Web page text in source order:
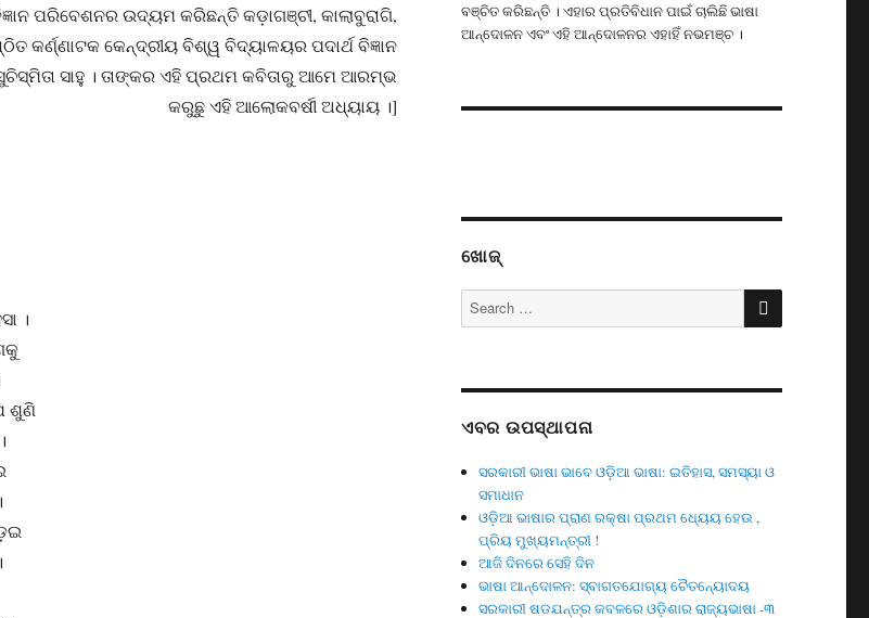
ପରିବେଶନର ଉଦ୍ୟମ କରିଛନ୍ତି କଡ଼ାଗଞ୍ଚୀ, କାଲାବୁରାଗି,
କର୍ଣ୍ଣାଟକ କେନ୍ଦ୍ରୀୟ ବିଶ୍ୱ ବିଦ୍ୟାଳୟର ପଦାର୍ଥ ବିଜ୍ଞାନ
ସାହୁ । ତାଙ୍କର ଏହି ପ୍ରଥମ କବିତାରୁ ଆମେ ଆରମ୍ଭ
କରୁଛୁ ଏହି ଆଲୋକବର୍ଷୀ ଅଧ୍ୟାୟ ।]
।
ଶୁଣି
ବଞ୍ଚିତ କରିଛନ୍ତି । ଏହାର ପ୍ରତିବିଧାନ ପାଇଁ ଚାଲିଛି ଭାଷା
ଆନ୍ଦୋଳନ ଏବଂ ଏହି ଆନ୍ଦୋଳନର ଏହାହିଁ ନଭମଞ୍ଚ ।
ଖୋଜ୍
Search
for:
SEARCH
ଏବର ଉପସ୍ଥାପନା
ସରକାରୀ ଭାଷା ଭାବେ ଓଡ଼ିଆ ଭାଷା: ଇତିହାସ, ସମସ୍ୟା ଓ
ସମାଧାନ
ଓଡ଼ିଆ ଭାଷାର ପ୍ରାଣ ରକ୍ଷା ପ୍ରଥମ ଧ୍ୟେୟ ହେଉ ,
ପ୍ରିୟ ମୁଖ୍ୟମନ୍ତ୍ରୀ !
ଆଜି ଦିନରେ ସେହି ଦିନ
ଭାଷା ଆନ୍ଦୋଳନ: ସ୍ବାଗତଯୋଗ୍ୟ ଚୈତନ୍ୟୋଦୟ
ସରକାରୀ ଷଡଯନ୍ତ୍ର କବଳରେ ଓଡ଼ିଶାର ରାଜ୍ୟଭାଷା -୩